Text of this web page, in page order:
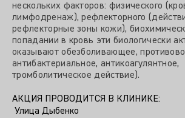
нескольких факторов: физического
лимфодренаж), рефлекторного
рефлекторные зоны кожи),
попадании в кровь эти биологически
оказывают обезболивающее,
антибактериальное, антикоагулянтное,
тромболитическое действие).
АКЦИЯ ПРОВОДИТСЯ В КЛИНИКЕ:
Улица Дыбенко